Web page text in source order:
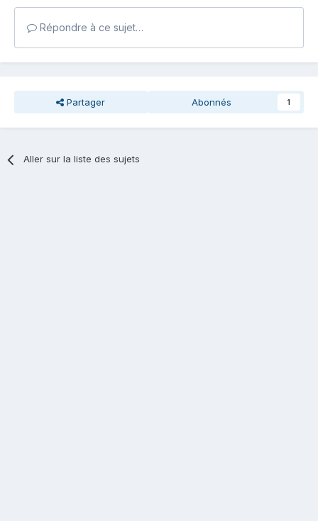
Répondre à ce sujet…
Partager Abonnés 1
Aller sur la liste des sujets